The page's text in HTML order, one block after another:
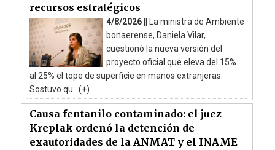
recursos estratégicos
4/8/2026 ||
La ministra de Ambiente
bonaerense, Daniela Vilar,
cuestionó la nueva versión del
proyecto oficial que eleva del 15%
al 25% el tope de superficie en manos extranjeras.
Sostuvo qu...(+)
Causa fentanilo contaminado: el juez
Kreplak ordenó la detención de
exautoridades de la ANMAT y el INAME